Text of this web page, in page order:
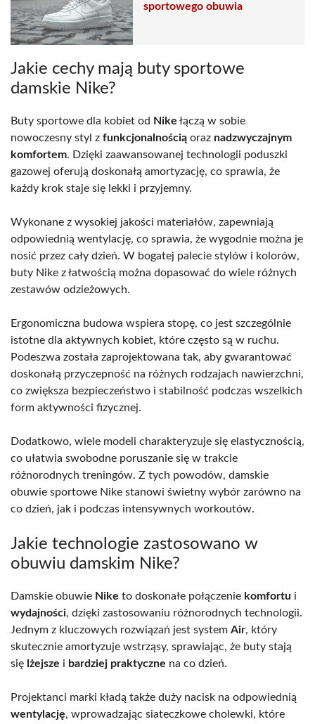
sportowego obuwia
Jakie cechy mają buty sportowe
damskie Nike?
Buty sportowe dla kobiet od Nike łączą w sobie
nowoczesny styl z funkcjonalnością oraz nadzwyczajnym
komfortem. Dzięki zaawansowanej technologii poduszki
gazowej oferują doskonałą amortyzację, co sprawia, że
każdy krok staje się lekki i przyjemny.
Wykonane z wysokiej jakości materiałów, zapewniają
odpowiednią wentylację, co sprawia, że wygodnie można je
nosić przez cały dzień. W bogatej palecie stylów i kolorów,
buty Nike z łatwością można dopasować do wiele różnych
zestawów odzieżowych.
Ergonomiczna budowa wspiera stopę, co jest szczególnie
istotne dla aktywnych kobiet, które często są w ruchu.
Podeszwa została zaprojektowana tak, aby gwarantować
doskonałą przyczepność na różnych rodzajach nawierzchni,
co zwiększa bezpieczeństwo i stabilność podczas wszelkich
form aktywności fizycznej.
Dodatkowo, wiele modeli charakteryzuje się elastycznością,
co ułatwia swobodne poruszanie się w trakcie
różnorodnych treningów. Z tych powodów, damskie
obuwie sportowe Nike stanowi świetny wybór zarówno na
co dzień, jak i podczas intensywnych workoutów.
Jakie technologie zastosowano w
obuwiu damskim Nike?
Damskie obuwie Nike to doskonałe połączenie komfortu i
wydajności, dzięki zastosowaniu różnorodnych technologii.
Jednym z kluczowych rozwiązań jest system Air, który
skutecznie amortyzuje wstrząsy, sprawiając, że buty stają
się lżejsze i bardziej praktyczne na co dzień.
Projektanci marki kładą także duży nacisk na odpowiednią
wentylację, wprowadzając siateczkowe cholewki, które